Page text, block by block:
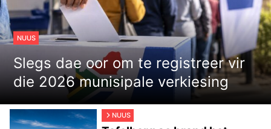
NUUS
Slegs dae oor om te registreer vir
die 2026 munisipale verkiesing
NUUS